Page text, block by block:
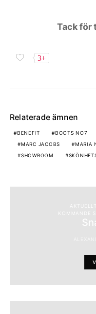
Tack för
3+
Relaterade ämnen
BENEFIT BOOTS NO7
MARC JACOBS
MARIA
SHOWROOM
KOMMANDE